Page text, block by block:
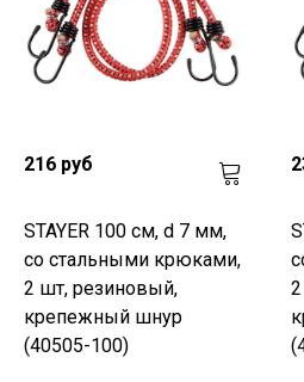
216 руб
STAYER 100 см, d 7 мм,
со стальными крюками,
2 шт, резиновый,
крепежный шнур
(40505-100)